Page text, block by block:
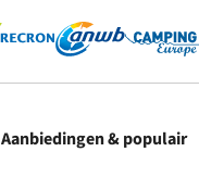
Aanbiedingen & populair